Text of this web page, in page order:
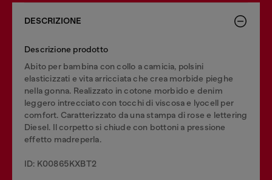
DESCRIZIONE
Descrizione prodotto
Abito per bambina con collo a camicia, polsini
elasticizzati e vita arricciata che crea morbide pieghe
nella gonna. Realizzato in cotone morbido e denim
leggero intrecciato con tocchi di viscosa e lyocell per
comfort. Caratterizzato da una stampa di rose e lettering
Diesel. Il corpetto si chiude con bottoni a pressione
effetto madreperla.
ID: K00865KXBT2